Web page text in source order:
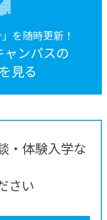
を随時更新！
ンパスの
見る
・体験入学な
さい